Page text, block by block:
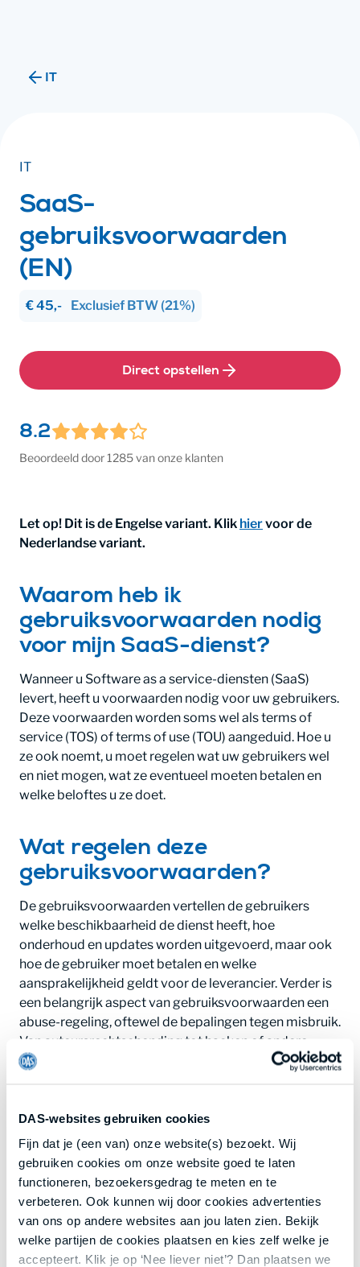
DAS-websites gebruiken cookies
Fijn dat je (een van) onze website(s) bezoekt. Wij
gebruiken cookies om onze website goed te laten
functioneren, bezoekersgedrag te meten en te
verbeteren. Ook kunnen wij door cookies advertenties
van ons op andere websites aan jou laten zien. Bekijk
welke partijen de cookies plaatsen en kies zelf welke je
accepteert. Klik je op ‘Nee liever niet’? Dan plaatsen we
IT
IT
SaaS-
gebruiksvoorwaarden
(EN)
€ 45,- Exclusief BTW (21%)
Direct opstellen
8.2
Beoordeeld door 1285 van onze klanten
Let op! Dit is de Engelse variant. Klik hiervoor de
Nederlandse variant.
Waarom heb ik
gebruiksvoorwaarden nodig
voor mijn SaaS-dienst?
Wanneer u Software as a service-diensten (SaaS)
levert, heeft u voorwaarden nodig voor uw gebruikers.
Deze voorwaarden worden soms wel als terms of
service (TOS) of terms of use (TOU) aangeduid. Hoe u
ze ook noemt, u moet regelen wat uw gebruikers wel
en niet mogen, wat ze eventueel moeten betalen en
welke beloftes u ze doet.
Wat regelen deze
gebruiksvoorwaarden?
De gebruiksvoorwaarden vertellen de gebruikers
welke beschikbaarheid de dienst heeft, hoe
onderhoud en updates worden uitgevoerd, maar ook
hoe de gebruiker moet betalen en welke
aansprakelijkheid geldt voor de leverancier. Verder is
een belangrijk aspect van gebruiksvoorwaarden een
abuse-regeling, oftewel de bepalingen tegen misbruik.
Van auteursrechtschending tot hacken of andere
illegale zaken, de mogelijkheden tot misbruik van een
treden.
Hoe werkt het?
Startde vragenlijst. Beantwoord de vragen. Je krijgt
daarbij uitleg. Aan de hand van jouw antwoorden krijg
je een SaaS-gebruiksvoorwaarden (EN) op maat.